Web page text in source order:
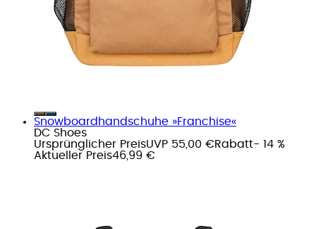
Snowboardhandschuhe »Franchise«
DC Shoes
Ursprünglicher PreisUVP 55,00 €Rabatt- 14 %
Aktueller Preis46,99 €